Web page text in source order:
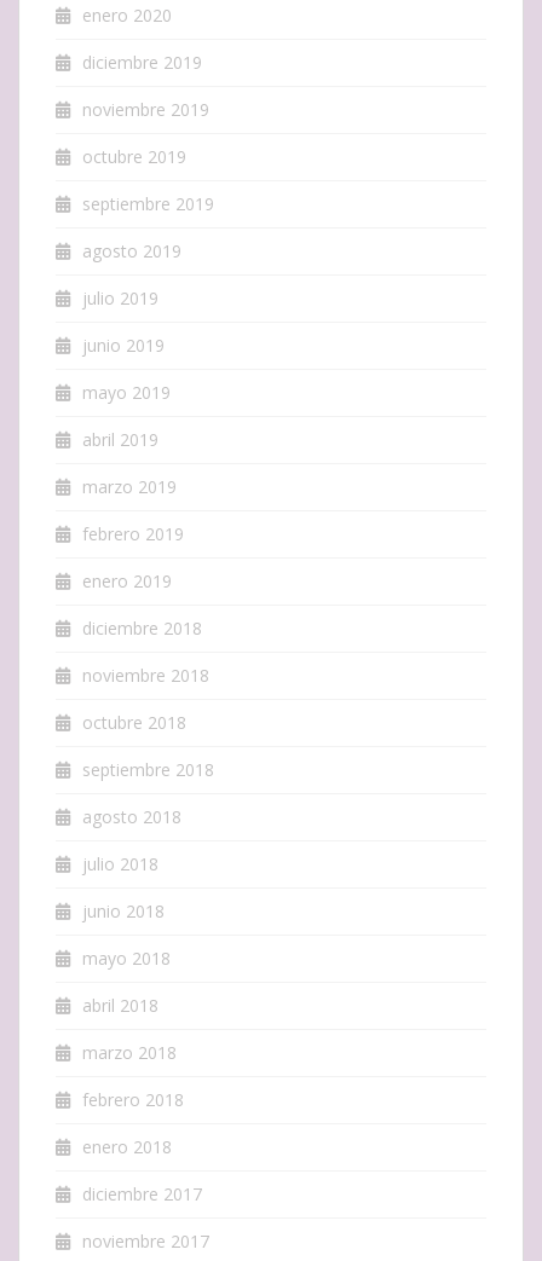
enero 2020
diciembre 2019
noviembre 2019
octubre 2019
septiembre 2019
agosto 2019
julio 2019
junio 2019
mayo 2019
abril 2019
marzo 2019
febrero 2019
enero 2019
diciembre 2018
noviembre 2018
octubre 2018
septiembre 2018
agosto 2018
julio 2018
junio 2018
mayo 2018
abril 2018
marzo 2018
febrero 2018
enero 2018
diciembre 2017
noviembre 2017